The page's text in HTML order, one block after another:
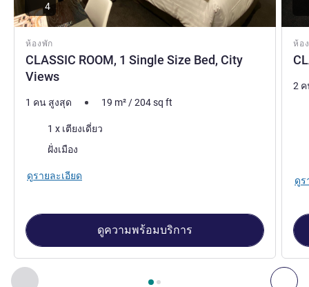
ก่อนหน้า - ห้องพัก ถั
หน้า1 , ห้องพัก 1 : CLASSIC ROOM, 1 Single Size
ห้องพัก
CLASSIC ROOM, 1 Single Size Bed, City
Views
4
1 คน สูงสุด 19 m²/204sq ft
เครื่องนอน
1 x เตียงเดี่ยว
ฝั่งเมือง
ดูรายละเอียด
ดูความพร้อมบริการ
ห้อ
2
ดูร